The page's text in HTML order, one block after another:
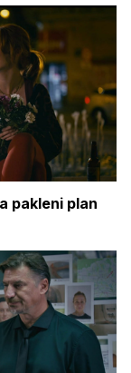
pakleni plan